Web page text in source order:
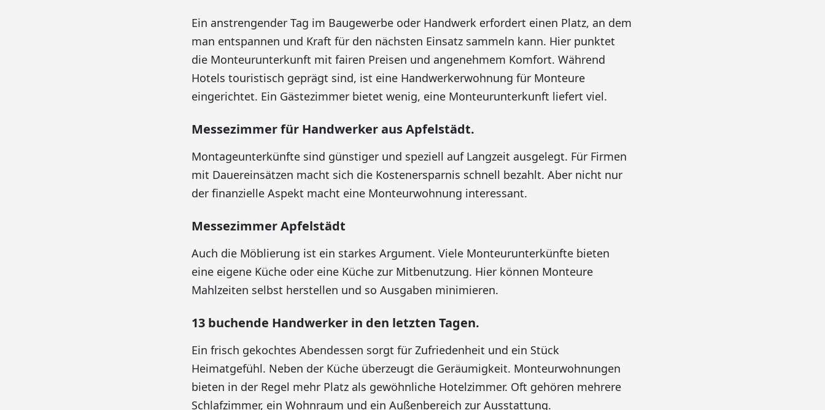
Ein anstrengender Tag im Baugewerbe oder Handwerk erfordert einen Platz, an dem
man entspannen und Kraft für den nächsten Einsatz sammeln kann. Hier punktet
die Monteurunterkunft mit fairen Preisen und angenehmem Komfort. Während
Hotels touristisch geprägt sind, ist eine Handwerkerwohnung für Monteure
eingerichtet. Ein Gästezimmer bietet wenig, eine Monteurunterkunft liefert viel.
Messezimmer für Handwerker aus Apfelstädt.
Montageunterkünfte sind günstiger und speziell auf Langzeit ausgelegt. Für Firmen
mit Dauereinsätzen macht sich die Kostenersparnis schnell bezahlt. Aber nicht nur
der finanzielle Aspekt macht eine Monteurwohnung interessant.
Messezimmer Apfelstädt
Auch die Möblierung ist ein starkes Argument. Viele Monteurunterkünfte bieten
eine eigene Küche oder eine Küche zur Mitbenutzung. Hier können Monteure
Mahlzeiten selbst herstellen und so Ausgaben minimieren.
13 buchende Handwerker in den letzten Tagen.
Ein frisch gekochtes Abendessen sorgt für Zufriedenheit und ein Stück
Heimatgefühl. Neben der Küche überzeugt die Geräumigkeit. Monteurwohnungen
bieten in der Regel mehr Platz als gewöhnliche Hotelzimmer. Oft gehören mehrere
Schlafzimmer, ein Wohnraum und ein Außenbereich zur Ausstattung.